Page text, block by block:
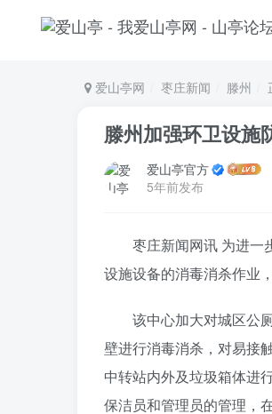
爱山亭网 枣庄新闻 滕州
滕州加强环卫设施
爱山亭官方
5年前发布
枣庄新闻网讯 为进一
设施设备的消毒消杀作业
该中心加大对城区公
壁进行消毒消杀，对易接
中转站内外及垃圾箱体进
保洁员和管理员的管理，